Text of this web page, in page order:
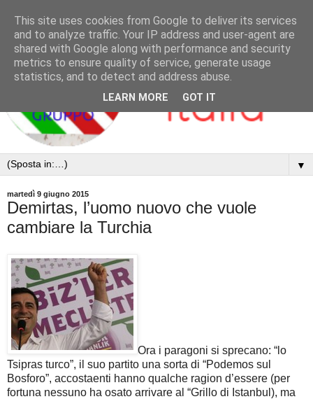
▼
martedì 9 giugno 2015
Demirtas, l’uomo nuovo che vuole
cambiare la Turchia
Ora i paragoni si sprecano: “lo
Tsipras turco”, il suo partito una sorta di “Podemos sul
Bosforo”, accostaenti hanno qualche ragion d’essere (per
fortuna nessuno ha osato arrivare al “Grillo di Istanbul), ma
This site uses cookies from Google to deliver its services
and to analyze traffic. Your IP address and user-agent are
shared with Google along with performance and security
metrics to ensure quality of service, generate usage
statistics, and to detect and address abuse.
LEARN MORE GOT IT